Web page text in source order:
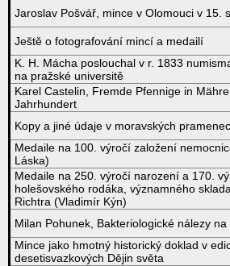
Jaroslav Pošvář, mince v Olomouci v 15.
Ještě o fotografování mincí a medailí
K. H. Mácha poslouchal v r. 1833
na pražské universitě
Karel Castelin, Fremde Pfennige in
Jahrhundert
Kopy a jiné údaje v moravských
Medaile na 100. výročí založení
Láska)
Medaile na 250. výročí narození a 170.
holešovského rodáka, významného
Richtra (Vladimír Kýn)
Milan Pohunek, Bakteriologické nálezy
Mince jako hmotný historický doklad v
desetisvazkových Dějin světa